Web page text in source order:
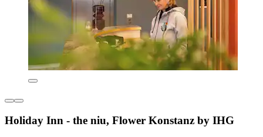
Holiday Inn - the niu, Flower Konstanz by IHG